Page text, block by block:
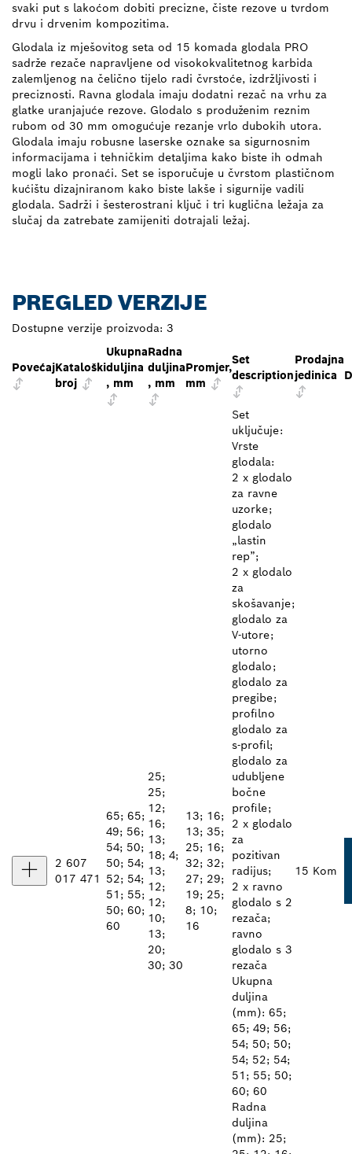
svaki put s lakoćom dobiti precizne, čiste rezove u tvrdom
drvu i drvenim kompozitima.
Glodala iz mješovitog seta od 15 komada glodala PRO
sadrže rezače napravljene od visokokvalitetnog karbida
zalemljenog na čelično tijelo radi čvrstoće, izdržljivosti i
preciznosti. Ravna glodala imaju dodatni rezač na vrhu za
glatke uranjajuće rezove. Glodalo s produženim reznim
rubom od 30 mm omogućuje rezanje vrlo dubokih utora.
Glodala imaju robusne laserske oznake sa sigurnosnim
informacijama i tehničkim detaljima kako biste ih odmah
mogli lako pronaći. Set se isporučuje u čvrstom plastičnom
kućištu dizajniranom kako biste lakše i sigurnije vadili
glodala. Sadrži i šesterostrani ključ i tri kuglična ležaja za
slučaj da zatrebate zamijeniti dotrajali ležaj.
PREGLED VERZIJE
Dostupne verzije proizvoda: 3
PovećajKataloški
broj
Ukupna
duljina
, mm
Radna
duljina
, mm
Promjer,
mm
Set
description
Prodajna
jedinica
2 607
017 471
65; 65;
49; 56;
54; 50;
50; 54;
52; 54;
51; 55;
50; 60;
60
25;
25;
12;
16;
13;
18; 4;
13;
12;
12;
10;
13;
20;
30; 30
13; 16;
13; 35;
25; 16;
32; 32;
27; 29;
19; 25;
8; 10;
16
Set
uključuje:
Vrste
glodala:
2 x glodalo
za ravne
uzorke;
glodalo
„lastin
rep”;
2 x glodalo
za
skošavanje;
glodalo za
V-utore;
utorno
glodalo;
glodalo za
pregibe;
profilno
glodalo za
s-profil;
glodalo za
udubljene
bočne
profile;
2 x glodalo
za
pozitivan
radijus;
2 x ravno
glodalo s 2
rezača;
ravno
glodalo s 3
rezača
Ukupna
duljina
(mm): 65;
65; 49; 56;
54; 50; 50;
54; 52; 54;
51; 55; 50;
60; 60
Radna
duljina
(mm): 25;
15 Kom